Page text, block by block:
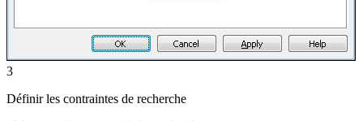
3
Définir les contraintes de recherche